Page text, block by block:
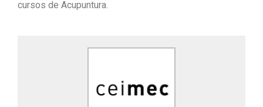
cursos de Acupuntura.